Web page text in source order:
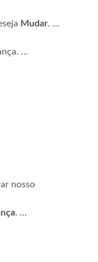
Mudar. ...
...
nosso
. ...